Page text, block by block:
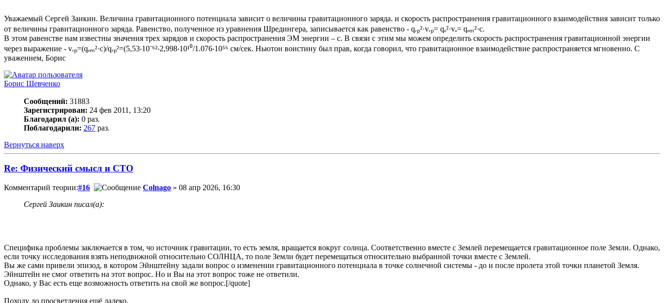
Уважаемый Сергей Заикин. Величина гравитационного потенциала зависит о величины гравитационного заряда. и скорость распространения гравитационного взаимодействия зависит только
от величины гравитационного заряда. Равенство, полученное из уравнения Шредингера, записывается как равенство - qᵣₚ²·vᵣₚ= qₑ²·vₑ= qₑₘ²·с.
В этом равенстве нам известны значения трех зарядов и скорость распространения ЭМ энергии – с. В связи с этим мы можем определить скорость распространения гравитационной энергии
через выражение - vᵣₚ=(qₑₘ²·с)/qᵣₚ²=(5,53‧10⁻⁶²‧2,998‧10¹⁰/1.076‧10⁵⁶ см/сек. Ньютон воистину был прав, когда говорил, что гравитационное взаимодействие распространяется мгновенно. С
уважением, Борис
Борис Шевченко
Сообщений: 31883
Зарегистрирован: 24 фев 2011, 13:20
Благодарил (а): 0 раз.
Поблагодарили: 267 раз.
Вернуться наверх
Re: Физический смысл и СТО
Комментарий теории:#16 Colnago » 08 апр 2026, 16:30
Сергей Заикин писал(а):
Специфика проблемы заключается в том, чо источник гравитации, то есть земля, вращается вокруг солнца. Соответственно вместе с Землей перемещается гравитационное поле Земли. Однако,
если точку исследования взять неподвижной относительно СОЛНЦА, то поле Земли будет перемещаться относительно выбранной точки вместе с Землей.
Вы же сами привели эпизод, в котором Эйнштейну задали вопрос о изменении гравитационного потенциала в точке солнечной системы - до и после пролета этой точки планетой Земля.
Эйнштейн не смог ответить на этот вопрос. Но и Вы на этот вопрос тоже не ответили.
Однако, у Вас есть еще возможность ответить на свой же вопрос.[/quote]
Походу до просветления ещё далеко.